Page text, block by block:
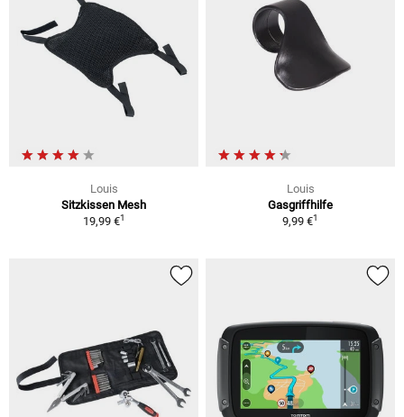
Louis
Sitzkissen Mesh
19,99 €1
Louis
Gasgriffhilfe
9,99 €1